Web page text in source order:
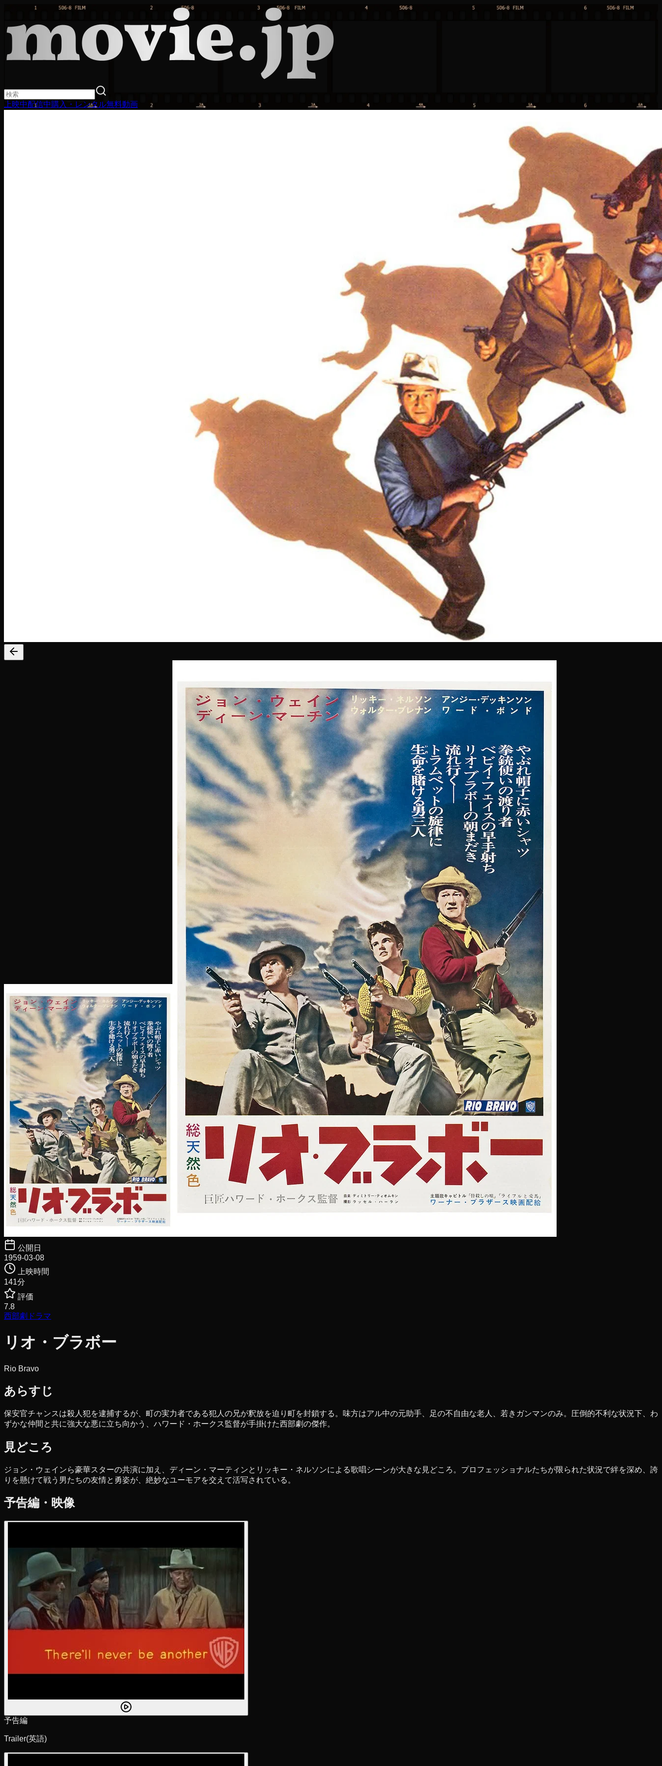
上映中配信中購入・レンタル無料動画
公開日
1959-03-08
上映時間
141分
評価
7.8
西部劇 ドラマ
リオ・ブラボー
Rio Bravo
あらすじ
保安官チャンスは殺人犯を逮捕するが、町の実力者である犯人の兄が釈放を迫り町を封鎖する。味方はアル中の元助手、足の不自由な老人、若きガンマンのみ。圧倒的不利な状況下、わ
ずかな仲間と共に強大な悪に立ち向かう、ハワード・ホークス監督が手掛けた西部劇の傑作。
見どころ
ジョン・ウェインら豪華スターの共演に加え、ディーン・マーティンとリッキー・ネルソンによる歌唱シーンが大きな見どころ。プロフェッショナルたちが限られた状況で絆を深め、誇
りを懸けて戦う男たちの友情と勇姿が、絶妙なユーモアを交えて活写されている。
予告編・映像
予告編
Trailer(英語)